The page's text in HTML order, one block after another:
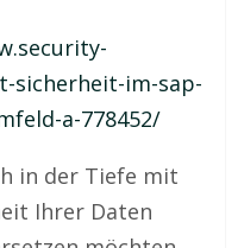
sicherheit-im-sap-
a-778452/
in der Tiefe mit
Ihrer Daten